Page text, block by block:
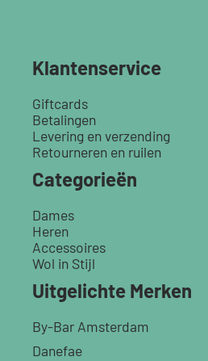
Klantenservice
Giftcards
Betalingen
Levering en verzending
Retourneren en ruilen
Categorieën
Dames
Heren
Accessoires
Wol in Stijl
Uitgelichte Merken
By-Bar Amsterdam
Danefae